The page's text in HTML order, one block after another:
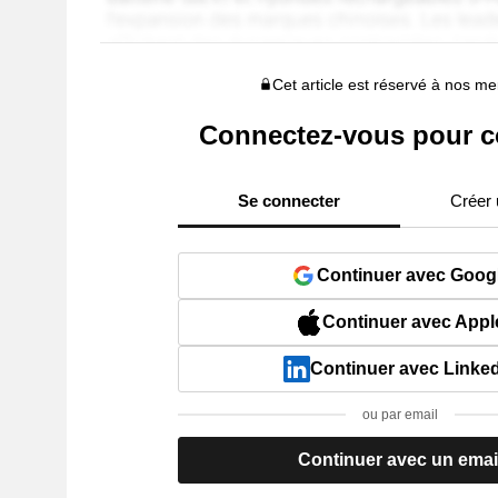
Cet article est réservé à nos
Connectez-vous pour
Se connecter Créer
Continuer avec
Continuer avec
Continuer avec
ou par email
Continuer avec un email